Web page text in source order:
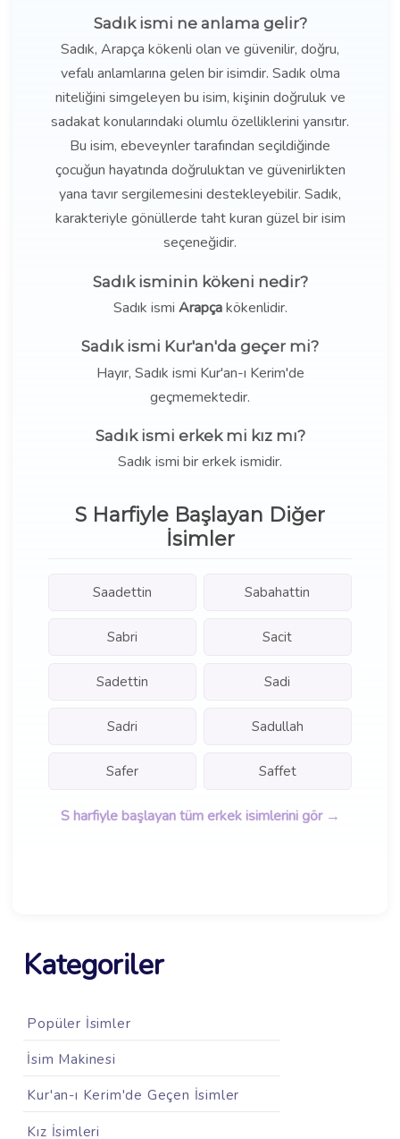
Sadık ismi ne anlama gelir?
Sadık, Arapça kökenli olan ve güvenilir, doğru,
vefalı anlamlarına gelen bir isimdir. Sadık olma
niteliğini simgeleyen bu isim, kişinin doğruluk ve
sadakat konularındaki olumlu özelliklerini yansıtır.
Bu isim, ebeveynler tarafından seçildiğinde
çocuğun hayatında doğruluktan ve güvenirlikten
yana tavır sergilemesini destekleyebilir. Sadık,
karakteriyle gönüllerde taht kuran güzel bir isim
seçeneğidir.
Sadık isminin kökeni nedir?
Sadık ismi Arapçakökenlidir.
Sadık ismi Kur'an'da geçer mi?
Hayır, Sadık ismi Kur'an-ı Kerim'de
geçmemektedir.
Sadık ismi erkek mi kız mı?
Sadık ismi bir erkek ismidir.
S Harfiyle Başlayan Diğer
İsimler
Saadettin Sabahattin
Sabri Sacit
Sadettin Sadi
Sadri Sadullah
Safer Saffet
S harfiyle başlayan tüm erkek isimlerini gör →
Kategoriler
Popüler İsimler
İsim Makinesi
Kur'an-ı Kerim'de Geçen İsimler
Kız İsimleri